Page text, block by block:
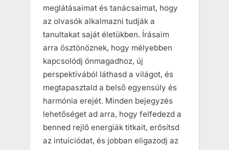
meglátásaimat és tanácsaimat, hogy
az olvasók alkalmazni tudják a
tanultakat saját életükben. Írásaim
arra ösztönöznek, hogy mélyebben
kapcsolódj önmagadhoz, új
perspektívából láthasd a világot, és
megtapasztald a belső egyensúly és
harmónia erejét. Minden bejegyzés
lehetőséget ad arra, hogy felfedezd a
benned rejlő energiák titkait, erősítsd
az intuíciódat, és jobban eligazodj az